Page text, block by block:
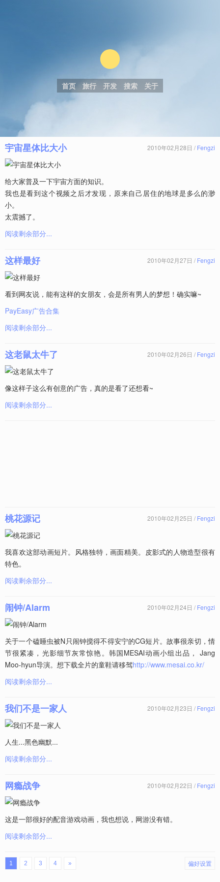
首页 旅行 开发 搜索 关于
宇宙星体比大小 2010年02月28日 / Fengzi
给大家普及一下宇宙方面的知识。
我也是看到这个视频之后才发现，原来自己居住的地球是多么的渺
小。
太震撼了。
阅读剩余部分...
这样最好 2010年02月27日 / Fengzi
看到网友说，能有这样的女朋友，会是所有男人的梦想！确实嘛~
PayEasy广告合集
阅读剩余部分...
这老鼠太牛了 2010年02月26日 / Fengzi
像这样子这么有创意的广告，真的是看了还想看~
阅读剩余部分...
桃花源记 2010年02月25日 / Fengzi
我喜欢这部动画短片。风格独特，画面精美。皮影式的人物造型很有
特色。
阅读剩余部分...
闹钟/Alarm 2010年02月24日 / Fengzi
关于一个磕睡虫被N只闹钟搅得不得安宁的CG短片。故事很亲切，情
节很紧凑，光影细节灰常惊艳。韩国MESAI动画小组出品， Jang
Moo-hyun导演。想下载全片的童鞋请移驾http://www.mesai.co.kr/
阅读剩余部分...
我们不是一家人 2010年02月23日 / Fengzi
人生...黑色幽默...
阅读剩余部分...
网瘾战争 2010年02月22日 / Fengzi
这是一部很好的配音游戏动画，我也想说，网游没有错。
阅读剩余部分...
1 2 3 4 » 偏好设置